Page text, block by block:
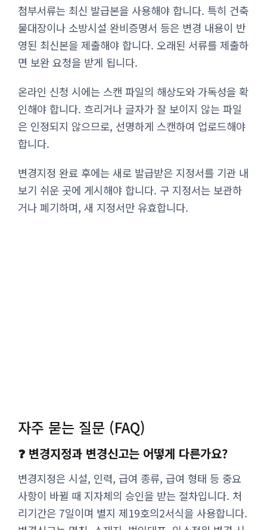
첨부서류는 최신 발급본을 사용해야 합니다. 특히 건축
물대장이나 소방시설 완비증명서 등은 변경 내용이 반
영된 최신본을 제출해야 합니다. 오래된 서류를 제출하
면 보완 요청을 받게 됩니다.
온라인 신청 시에는 스캔 파일의 해상도와 가독성을 확
인해야 합니다. 흐리거나 글자가 잘 보이지 않는 파일
은 인정되지 않으므로, 선명하게 스캔하여 업로드해야
합니다.
변경지정 완료 후에는 새로 발급받은 지정서를 기관 내
보기 쉬운 곳에 게시해야 합니다. 구 지정서는 보관하
거나 폐기하며, 새 지정서만 유효합니다.
자주 묻는 질문 (FAQ)
❓ 변경지정과 변경신고는 어떻게 다른가요?
변경지정은 시설, 인력, 급여 종류, 급여 형태 등 중요
사항이 바뀔 때 지자체의 승인을 받는 절차입니다. 처
리기간은 7일이며 별지 제19호의2서식을 사용합니다.